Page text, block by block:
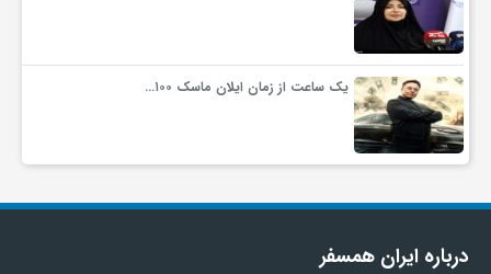
یک ساعت از زمان ایلان ماسک ۱۰۰…
درباره ایران همسفر